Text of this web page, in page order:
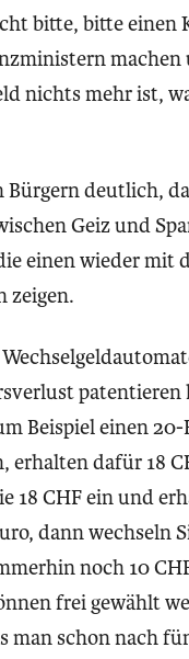
bitte, bitte einen
machen
nichts mehr ist,
Bürgern deutlich,
Geiz und
einen wieder mit
zeigen.
patentieren
Beispiel einen
erhalten dafür 18
18 CHF ein und
dann wechseln
noch 10
frei gewählt
man schon nach